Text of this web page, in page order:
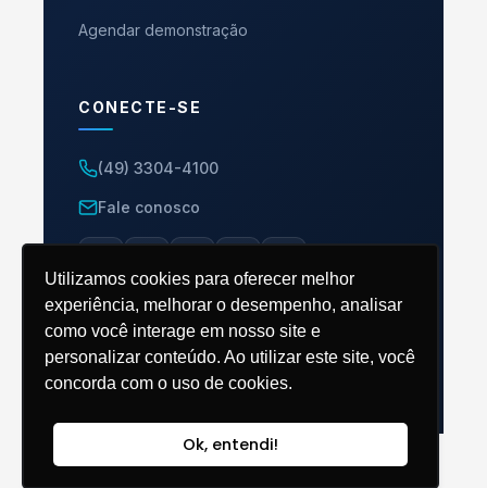
Utilizamos cookies para oferecer melhor
experiência, melhorar o desempenho, analisar
como você interage em nosso site e
personalizar conteúdo. Ao utilizar este site, você
concorda com o uso de cookies.
Ok, entendi!
Agendar demonstração
CONECTE-SE
(49) 3304-4100
Fale conosco
© 2026 ERP M8. Todos os direitos reservados.